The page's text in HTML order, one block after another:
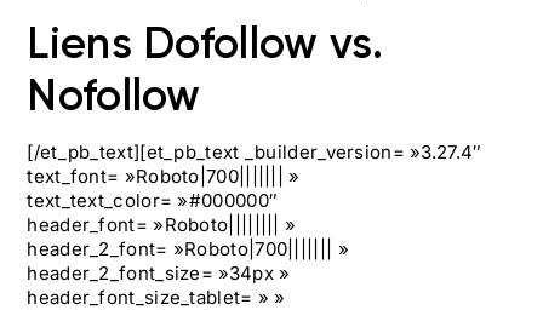
Liens Dofollow vs.
Nofollow
[/et_pb_text][et_pb_text _builder_version= »3.27.4″
text_font= »Roboto|700||||||| »
text_text_color= »#000000″
header_font= »Roboto|||||||| »
header_2_font= »Roboto|700||||||| »
header_2_font_size= »34px »
header_font_size_tablet= » »